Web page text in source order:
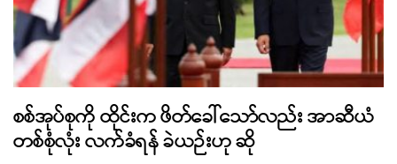
စစ်အုပ်စုကို ထိုင်းက ဖိတ်ခေါ်သော်လည်း အာဆီယံ
တစ်စုံလုံး လက်ခံရန် ခဲယဉ်းဟု ဆို